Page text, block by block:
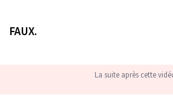
FAUX.
La suite après cette